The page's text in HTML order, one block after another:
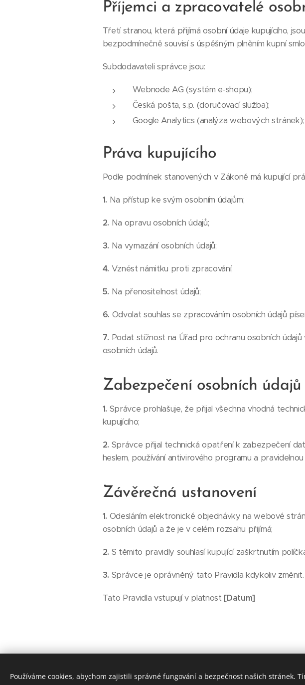
Příjemci a zpracovatelé
Třetí stranou, která přijímá osobní údaje kupujícího,
bezpodmínečně souvisí s úspěšným plněním kupní
Subdodavateli správce jsou:
Webnode AG (systém e-shopu);
Česká pošta, s.p. (doručovací služba);
Google Analytics (analýza webových stránek);
Práva kupujícího
Podle podmínek stanovených v Zákoně má kupující
1. Na přístup ke svým osobním údajům;
2. Na opravu osobních údajů;
3. Na vymazání osobních údajů;
4. Vznést námitku proti zpracování;
5. Na přenositelnost údajů;
6. Odvolat souhlas se zpracováním osobních údajů
7. Podat stížnost na Úřad pro ochranu osobních
osobních údajů.
Zabezpečení osobních údajů
1. Správce prohlašuje, že přijal všechna vhodná
kupujícího;
2. Správce přijal technická opatření k zabezpečení
heslem, používání antivirového programu a
Závěrečná ustanovení
1. Odesláním elektronické objednávky na webové
osobních údajů a že je v celém rozsahu přijímá;
2. S těmito pravidly souhlasí kupující zaškrtnutím
3. Správce je oprávněný tato Pravidla kdykoliv
Tato Pravidla vstupují v platnost [Datum]
Život bez závislostí z.s.,
Používáme cookies, abychom zajistili správné fungování a bezpečnost našich stránek.